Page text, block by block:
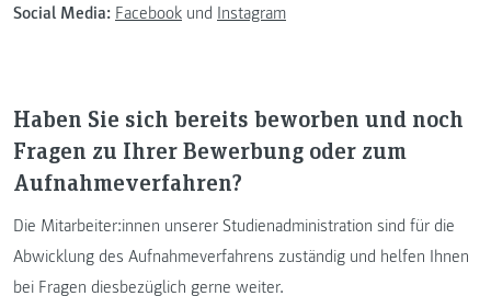
Social Media: Facebook und Instagram
Haben Sie sich bereits beworben und noch
Fragen zu Ihrer Bewerbung oder zum
Aufnahmeverfahren?
Die Mitarbeiter:innen unserer Studienadministration sind für die
Abwicklung des Aufnahmeverfahrens zuständig und helfen Ihnen
bei Fragen diesbezüglich gerne weiter.